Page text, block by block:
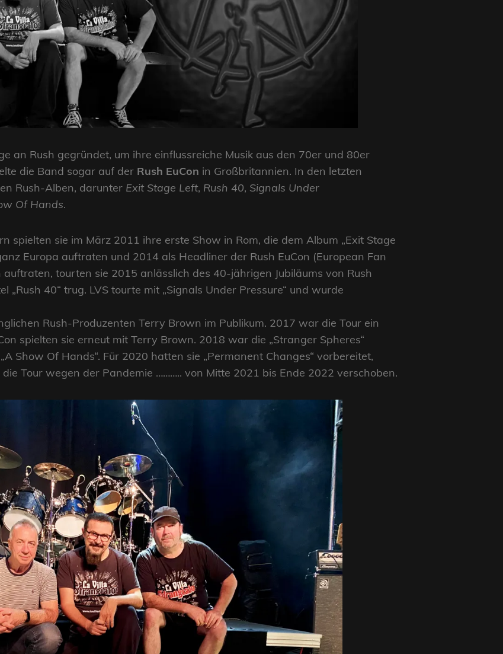
an Rush gegründet, um ihre einflussreiche Musik aus den 70er und 80er
die Band sogar auf der Rush EuCon in Großbritannien. In den letzten
Rush-Alben, darunter Exit Stage Left, Rush 40, Signals Under
Of Hands.
spielten sie im März 2011 ihre erste Show in Rom, die dem Album „Exit Stage
Europa auftraten und 2014 als Headliner der Rush EuCon (European Fan
tourten sie 2015 anlässlich des 40-jährigen Jubiläums von Rush
„Rush 40“ trug. LVS tourte mit „Signals Under Pressure“ und wurde
Rush-Produzenten Terry Brown im Publikum. 2017 war die Tour ein
spielten sie erneut mit Terry Brown. 2018 war die „Stranger Spheres“
Show Of Hands“. Für 2020 hatten sie „Permanent Changes“ vorbereitet,
Tour wegen der Pandemie ……….. von Mitte 2021 bis Ende 2022 verschoben.